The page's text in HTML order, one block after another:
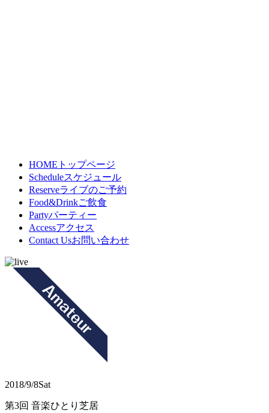
HOME トップページ
Scheduleスケジュール
Reserveライブのご予約
Food&Drinkご飲食
Partyパーティー
Accessアクセス
Contact Usお問い合わせ
2018/9/8Sat
第3回 音楽ひとり芝居